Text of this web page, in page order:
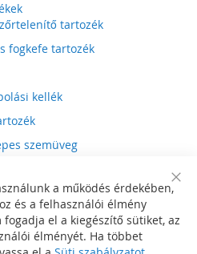
tartozék
fogkefe tartozék
kellék
szemüveg
lejátszó
Bar
a működés érdekében,
és a felhasználói élmény
el a kiegészítő sütiket, az
élményét. Ha többet